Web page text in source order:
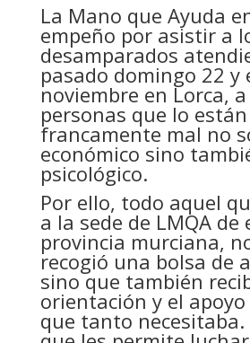
La Mano que Ayuda
empeño por asistir a
desamparados
pasado domingo 22 y
noviembre en Lorca,
personas que lo
francamente mal no
económico sino
psicológico.
Por ello, todo aquel
a la sede de LMQA de
provincia murciana,
recogió una bolsa de
sino que también
orientación y el
que tanto necesitaba.